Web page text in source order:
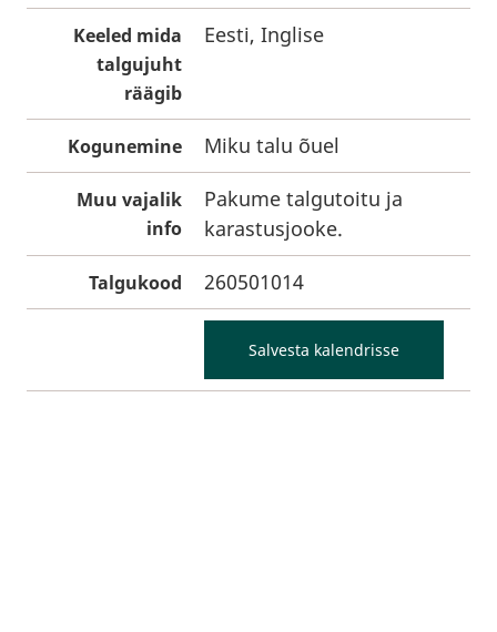
Keeled mida
talgujuht
räägib
Eesti, Inglise
Kogunemine Miku talu õuel
Muu vajalik
info
Pakume talgutoitu ja
karastusjooke.
Talgukood 260501014
Salvesta kalendrisse